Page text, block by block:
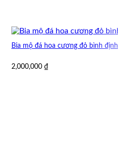
Bia mộ đá hoa cương đỏ bình định
2,000,000 ₫